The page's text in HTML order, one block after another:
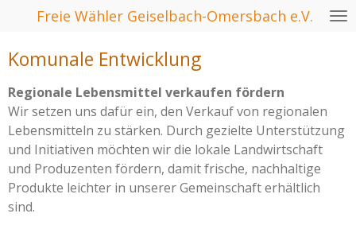
springen
Freie Wähler Geiselbach-Omersbach e.V.
Komunale Entwicklung
Regionale Lebensmittel verkaufen fördern
Wir setzen uns dafür ein, den Verkauf von regionalen
Lebensmitteln zu stärken. Durch gezielte Unterstützung
und Initiativen möchten wir die lokale Landwirtschaft
und Produzenten fördern, damit frische, nachhaltige
Produkte leichter in unserer Gemeinschaft erhältlich
sind.